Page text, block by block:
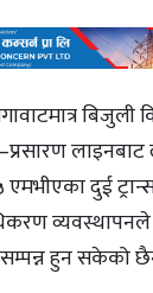
बिजुली
लाइनबाट
दुई
हुन सकेको